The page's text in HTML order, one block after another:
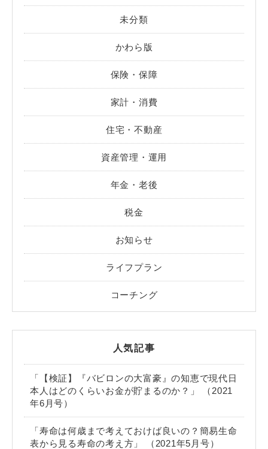
未分類
かわら版
保険・保障
家計・消費
住宅・不動産
資産管理・運用
年金・老後
税金
お知らせ
ライフプラン
コーチング
人気記事
「【検証】『バビロンの大富豪』の知恵で現代日
本人はどのくらいお金が貯まるのか？」 （2021
年6月号）
「寿命は何歳まで考えておけば良いの？簡易生命
表から見る寿命の考え方」 （2021年5月号）